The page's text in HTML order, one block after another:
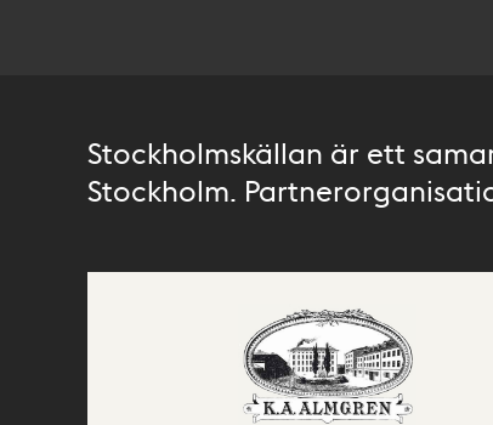
Stockholmskällan är ett
Stockholm.